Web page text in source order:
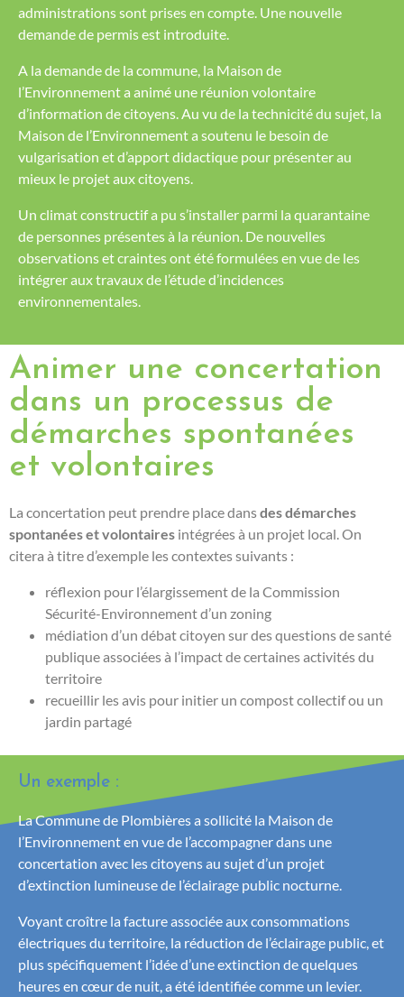
administrations sont prises en compte. Une nouvelle
demande de permis est introduite.
A la demande de la commune, la Maison de
l’Environnement a animé une réunion volontaire
d’information de citoyens. Au vu de la technicité du sujet, la
Maison de l’Environnement a soutenu le besoin de
vulgarisation et d’apport didactique pour présenter au
mieux le projet aux citoyens.
Un climat constructif a pu s’installer parmi la quarantaine
de personnes présentes à la réunion. De nouvelles
observations et craintes ont été formulées en vue de les
intégrer aux travaux de l’étude d’incidences
environnementales.
Animer une concertation
dans un processus de
démarches spontanées
et volontaires
La concertation peut prendre place dansdes démarches
spontanées et volontaires intégrées à un projet local. On
citera à titre d’exemple les contextes suivants :
réflexion pour l’élargissement de la Commission
Sécurité-Environnement d’un zoning
médiation d’un débat citoyen sur des questions de santé
publique associées à l’impact de certaines activités du
territoire
recueillir les avis pour initier un compost collectif ou un
jardin partagé
Un exemple :
La Commune de Plombières a sollicité la Maison de
l’Environnement en vue de l’accompagner dans une
concertation avec les citoyens au sujet d’un projet
d’extinction lumineuse de l’éclairage public nocturne.
Voyant croître la facture associée aux consommations
électriques du territoire, la réduction de l’éclairage public, et
plus spécifiquement l’idée d’une extinction de quelques
heures en cœur de nuit, a été identifiée comme un levier.